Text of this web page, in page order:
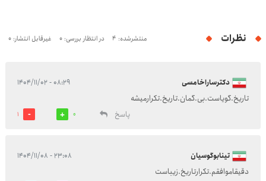
نظرات منتشرشده: 4 در انتظار بررسی: 0 غیرقابل انتشار: 0
دکترساراخامسی ۰۸:۲۹ - ۱۴۰۴/۱۱/۰۲
تاریخ.گویاست.بی.گمان.تاریخ.تکرارمیشه
پاسخ
0
1
تینابوگوسیان ۲۳:۰۸ - ۱۴۰۴/۱۱/۰۸
دقیقاموافقم.تکرارتاریخ.زیباست